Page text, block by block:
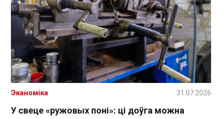
У свеце «ружовых поні»: ці доўга можна
Эканоміка 31.07.2026